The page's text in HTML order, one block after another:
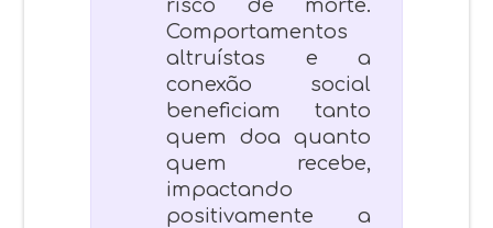
risco de morte.
Comportamentos
altruístas e a
conexão social
beneficiam tanto
quem doa quanto
quem recebe,
impactando
positivamente a